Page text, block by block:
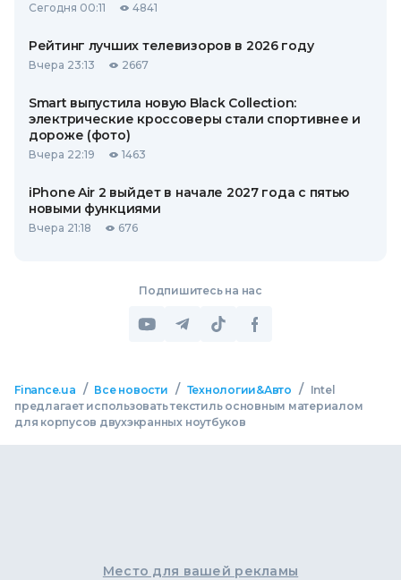
Сегодня 00:11 4841
Рейтинг лучших телевизоров в 2026 году
Вчера 23:13 2667
Smart выпустила новую Black Collection:
электрические кроссоверы стали спортивнее и
дороже (фото)
Вчера 22:19 1463
iPhone Air 2 выйдет в начале 2027 года с пятью
новыми функциями
Вчера 21:18 676
Подпишитесь на нас
Finance.ua / Все новости / Технологии&Авто /
Intel
предлагает использовать текстиль основным материалом
для корпусов двухэкранных ноутбуков
Место для вашей рекламы